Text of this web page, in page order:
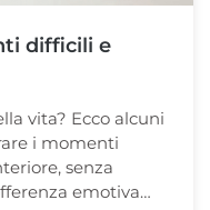
difficili e
vita? Ecco alcuni
i momenti
senza
emotiva…